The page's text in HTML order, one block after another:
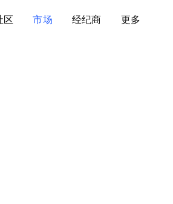
区 市场 经纪商 更多